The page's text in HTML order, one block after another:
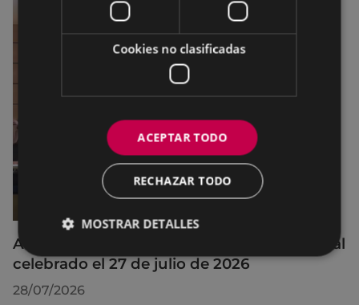
Acuerdos adoptados por el Pleno Municipal
celebrado el 27 de julio de 2026
28/07/2026
Cookies no clasificadas
ACEPTAR TODO
RECHAZAR TODO
MOSTRAR DETALLES